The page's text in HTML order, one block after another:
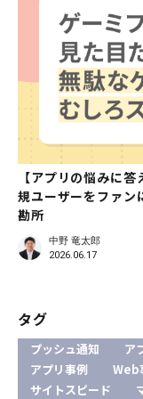
【アプリの悩みに
規ユーザーをファン
勘所
中野 竜太郎
2026.06.17
タグ
プッシュ通知 ア
アプリ事例
Web
サイトスピード